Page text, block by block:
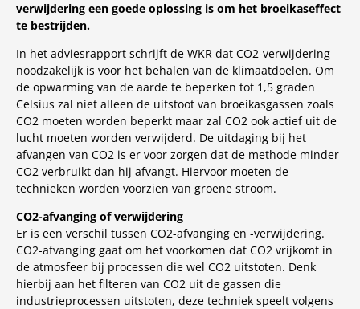
verwijdering een goede oplossing is om het broeikaseffect
te bestrijden.
In het adviesrapport schrijft de WKR dat CO2-verwijdering
noodzakelijk is voor het behalen van de klimaatdoelen. Om
de opwarming van de aarde te beperken tot 1,5 graden
Celsius zal niet alleen de uitstoot van broeikasgassen zoals
CO2 moeten worden beperkt maar zal CO2 ook actief uit de
lucht moeten worden verwijderd. De uitdaging bij het
afvangen van CO2 is er voor zorgen dat de methode minder
CO2 verbruikt dan hij afvangt. Hiervoor moeten de
technieken worden voorzien van groene stroom.
CO2-afvanging of verwijdering
Er is een verschil tussen CO2-afvanging en -verwijdering.
CO2-afvanging gaat om het voorkomen dat CO2 vrijkomt in
de atmosfeer bij processen die wel CO2 uitstoten. Denk
hierbij aan het filteren van CO2 uit de gassen die
industrieprocessen uitstoten, deze techniek speelt volgens